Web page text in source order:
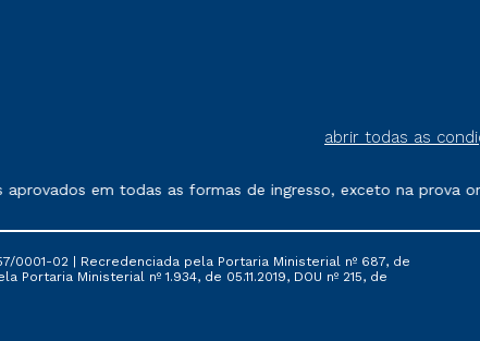
abrir todas as
de serviços.
em todas as formas de ingresso, exceto na prova
0001-02 | Recredenciada pela Portaria Ministerial nº 687, de
Portaria Ministerial nº 1.934, de 05.11.2019, DOU nº 215, de